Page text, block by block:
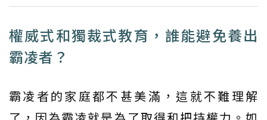
權威式和獨裁式教育，誰能避免養出
霸凌者？
霸凌者的家庭都不甚美滿，這就不難理解